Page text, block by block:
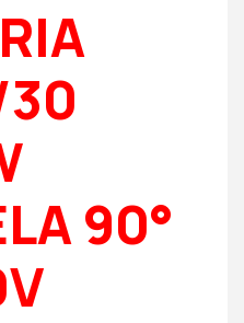
90°